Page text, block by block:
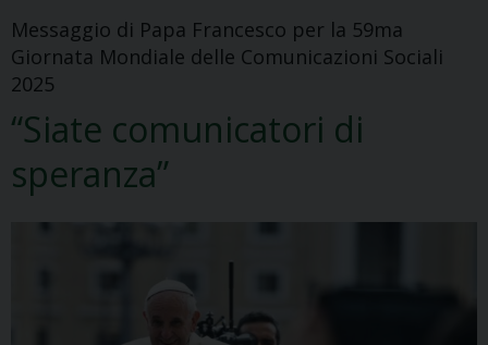
Messaggio di Papa Francesco per la 59ma
Giornata Mondiale delle Comunicazioni Sociali
2025
“Siate comunicatori di
speranza”